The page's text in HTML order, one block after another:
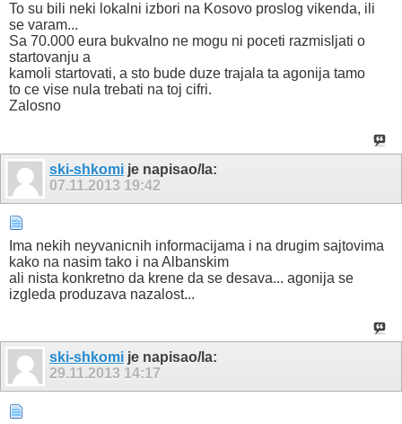
To su bili neki lokalni izbori na Kosovo proslog vikenda, ili
se varam...
Sa 70.000 eura bukvalno ne mogu ni poceti razmisljati o
startovanju a
kamoli startovati, a sto bude duze trajala ta agonija tamo
to ce vise nula trebati na toj cifri.
Zalosno
ski-shkomi je napisao/la:
07.11.2013 19:42
Ima nekih neyvanicnih informacijama i na drugim sajtovima
kako na nasim tako i na Albanskim
ali nista konkretno da krene da se desava... agonija se
izgleda produzava nazalost...
ski-shkomi je napisao/la:
29.11.2013 14:17